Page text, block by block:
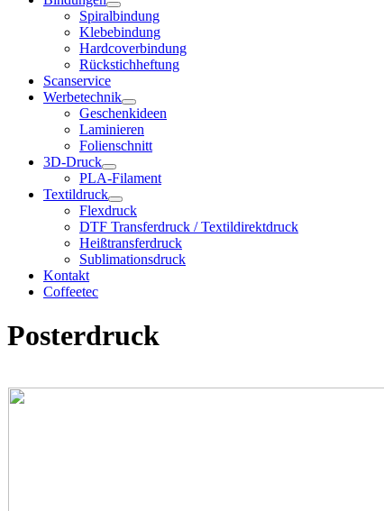
Spiralbindung
Klebebindung
Hardcoverbindung
Rückstichheftung
Scanservice
Werbetechnik
Geschenkideen
Laminieren
Folienschnitt
3D-Druck
PLA-Filament
Textildruck
Flexdruck
DTF Transferdruck / Textildirektdruck
Heißtransferdruck
Sublimationsdruck
Kontakt
Coffeetec
Posterdruck